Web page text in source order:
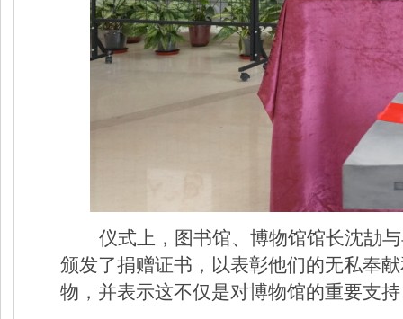
仪式上，图书馆、博物馆馆长沈劼
颁发了捐赠证书，以表彰他们的无私奉
物，并表示这不仅是对博物馆的重要支